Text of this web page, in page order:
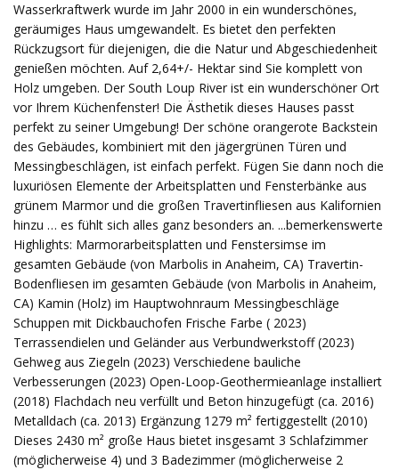
Wasserkraftwerk wurde im Jahr 2000 in ein wunderschönes,
geräumiges Haus umgewandelt. Es bietet den perfekten
Rückzugsort für diejenigen, die die Natur und Abgeschiedenheit
genießen möchten. Auf 2,64+/- Hektar sind Sie komplett von
Holz umgeben. Der South Loup River ist ein wunderschöner Ort
vor Ihrem Küchenfenster! Die Ästhetik dieses Hauses passt
perfekt zu seiner Umgebung! Der schöne orangerote Backstein
des Gebäudes, kombiniert mit den jägergrünen Türen und
Messingbeschlägen, ist einfach perfekt. Fügen Sie dann noch die
luxuriösen Elemente der Arbeitsplatten und Fensterbänke aus
grünem Marmor und die großen Travertinfliesen aus Kalifornien
hinzu … es fühlt sich alles ganz besonders an. ...bemerkenswerte
Highlights: Marmorarbeitsplatten und Fenstersimse im
gesamten Gebäude (von Marbolis in Anaheim, CA) Travertin-
Bodenfliesen im gesamten Gebäude (von Marbolis in Anaheim,
CA) Kamin (Holz) im Hauptwohnraum Messingbeschläge
Schuppen mit Dickbauchofen Frische Farbe ( 2023)
Terrassendielen und Geländer aus Verbundwerkstoff (2023)
Gehweg aus Ziegeln (2023) Verschiedene bauliche
Verbesserungen (2023) Open-Loop-Geothermieanlage installiert
(2018) Flachdach neu verfüllt und Beton hinzugefügt (ca. 2016)
Metalldach (ca. 2013) Ergänzung 1279 m² fertiggestellt (2010)
Dieses 2430 m² große Haus bietet insgesamt 3 Schlafzimmer
(möglicherweise 4) und 3 Badezimmer (möglicherweise 2